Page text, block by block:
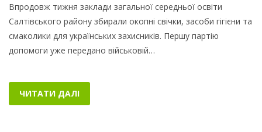
Впродовж тижня заклади загальної середньої освіти
Салтівського району збирали окопні свічки, засоби гігієни та
смаколики для українських захисників. Першу партію
допомоги уже передано військовій…
ЧИТАТИ ДАЛІ